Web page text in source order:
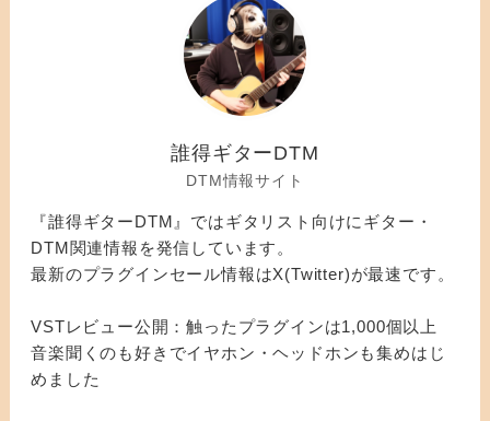
誰得ギターDTM
DTM情報サイト
『誰得ギターDTM』ではギタリスト向けにギター・
DTM関連情報を発信しています。
最新のプラグインセール情報はX(Twitter)が最速です。
VSTレビュー公開：触ったプラグインは1,000個以上
音楽聞くのも好きでイヤホン・ヘッドホンも集めはじ
めました